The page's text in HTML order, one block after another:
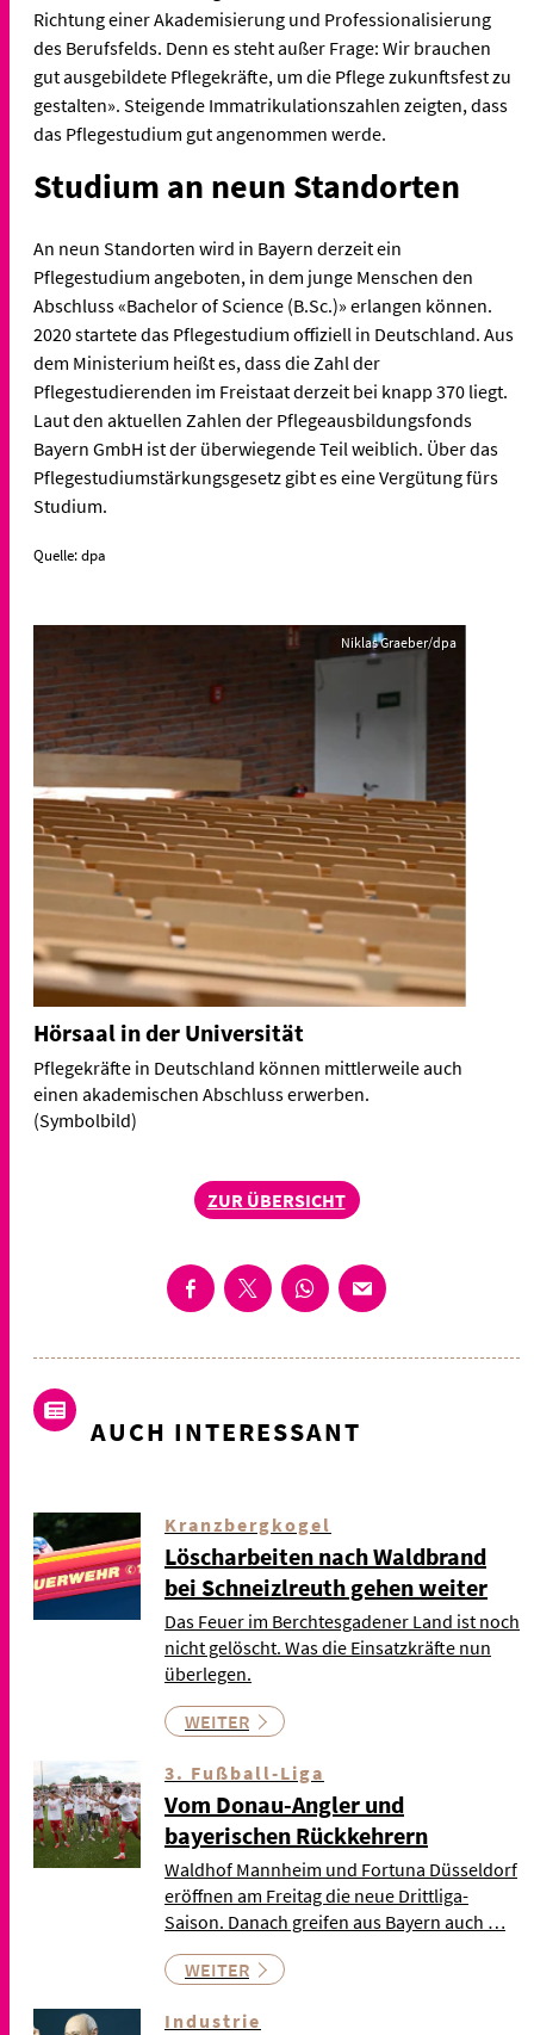
Richtung einer Akademisierung und Professionalisierung
des Berufsfelds. Denn es steht außer Frage: Wir brauchen
gut ausgebildete Pflegekräfte, um die Pflege zukunftsfest zu
gestalten». Steigende Immatrikulationszahlen zeigten, dass
das Pflegestudium gut angenommen werde.
Studium an neun Standorten
An neun Standorten wird in Bayern derzeit ein
Pflegestudium angeboten, in dem junge Menschen den
Abschluss «Bachelor of Science (B.Sc.)» erlangen können.
2020 startete das Pflegestudium offiziell in Deutschland. Aus
dem Ministerium heißt es, dass die Zahl der
Pflegestudierenden im Freistaat derzeit bei knapp 370 liegt.
Laut den aktuellen Zahlen der Pflegeausbildungsfonds
Bayern GmbH ist der überwiegende Teil weiblich. Über das
Pflegestudiumstärkungsgesetz gibt es eine Vergütung fürs
Studium.
Quelle: dpa
Niklas Graeber/dpa
Hörsaal in der Universität
Pflegekräfte in Deutschland können mittlerweile auch
einen akademischen Abschluss erwerben.
(Symbolbild)
ZUR ÜBERSICHT
AUCH INTERESSANT
Kranzbergkogel
Löscharbeiten nach Waldbrand
bei Schneizlreuth gehen weiter
Das Feuer im Berchtesgadener Land ist noch
nicht gelöscht. Was die Einsatzkräfte nun
überlegen.
WEITER
3. Fußball-Liga
Vom Donau-Angler und
bayerischen Rückkehrern
Waldhof Mannheim und Fortuna Düsseldorf
eröffnen am Freitag die neue Drittliga-
Saison. Danach greifen aus Bayern auch …
WEITER
Industrie